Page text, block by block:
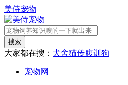
美侍宠物
搜索
大家都在搜： 犬舍猫传腹训狗
宠物网